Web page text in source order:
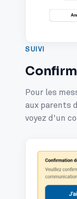
SUIVI
Pour les
aux parents
voyez d'un